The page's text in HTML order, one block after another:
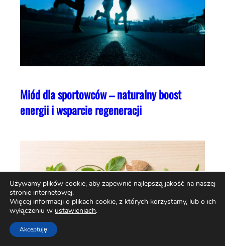
Miód dla sportowców – naturalny boost
energii i wsparcie regeneracji
Używamy plików cookie, aby zapewnić najlepszą jakość na naszej
stronie internetowej.
Więcej informacji o plikach cookie, z których korzystamy, lub o ich
wyłączeniu w ustawieniach.
Akceptuję